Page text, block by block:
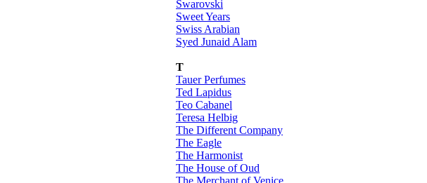
Swarovski
Sweet Years
Swiss Arabian
Syed Junaid Alam
T
Tauer Perfumes
Ted Lapidus
Teo Cabanel
Teresa Helbig
The Different Company
The Eagle
The Harmonist
The House of Oud